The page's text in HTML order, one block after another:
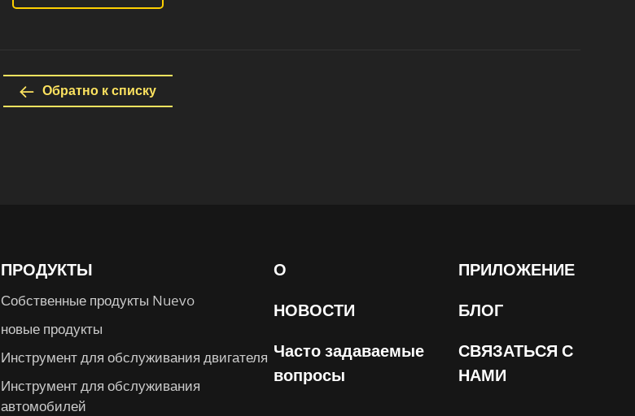
Обратно к списку
ПРОДУКТЫ
Собственные продукты Nuevo
новые продукты
Инструмент для обслуживания двигателя
Инструмент для обслуживания
автомобилей
О
ПРИЛОЖЕНИЕ
НОВОСТИ
БЛОГ
Часто задаваемые
вопросы
СВЯЗАТЬСЯ С
НАМИ